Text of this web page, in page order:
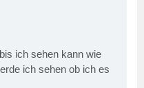
ich sehen kann wie
ich sehen ob ich es